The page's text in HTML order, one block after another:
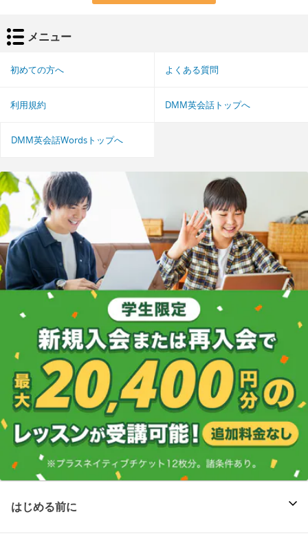
メニュー
初めての方へ よくある質問
利用規約 DMM英会話トップへ
DMM英会話Wordsトップへ
はじめる前に